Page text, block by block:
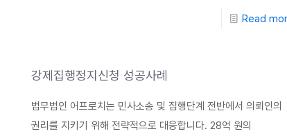
Read
강제집행정지신청 성공사례
법무법인 어프로치는 민사소송 및 집행단계 전반에서 의뢰인의
권리를 지키기 위해 전략적으로 대응합니다. 28억 원의